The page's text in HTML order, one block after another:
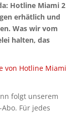
Hotline Miami 2
erhätlich und
Was wir vom
halten, das
von Hotline Miami
folgt unserem
Für jedes